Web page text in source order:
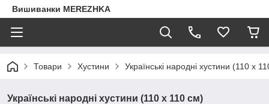
Вишиванки MEREZHKA
Товари Хустини Українські народні хустини (110 х
Українські народні хустини (110 х 110 см)